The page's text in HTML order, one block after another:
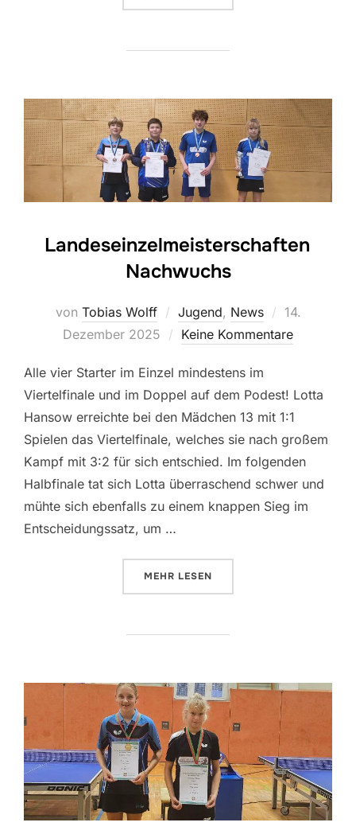
Landeseinzelmeisterschaften
Nachwuchs
von Tobias Wolff Jugend, News
am
14.
Dezember 2025
Keine Kommentare
Alle vier Starter im Einzel mindestens im
Viertelfinale und im Doppel auf dem Podest! Lotta
Hansow erreichte bei den Mädchen 13 mit 1:1
Spielen das Viertelfinale, welches sie nach großem
Kampf mit 3:2 für sich entschied. Im folgenden
Halbfinale tat sich Lotta überraschend schwer und
mühte sich ebenfalls zu einem knappen Sieg im
Entscheidungssatz, um …
MEHR ÜBER
LESEN